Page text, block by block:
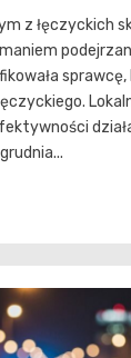
z łęczyckich
sprawcę,